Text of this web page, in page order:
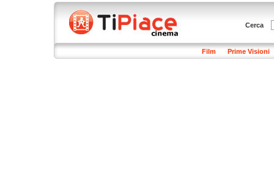
Cerca
Film Prime Visioni